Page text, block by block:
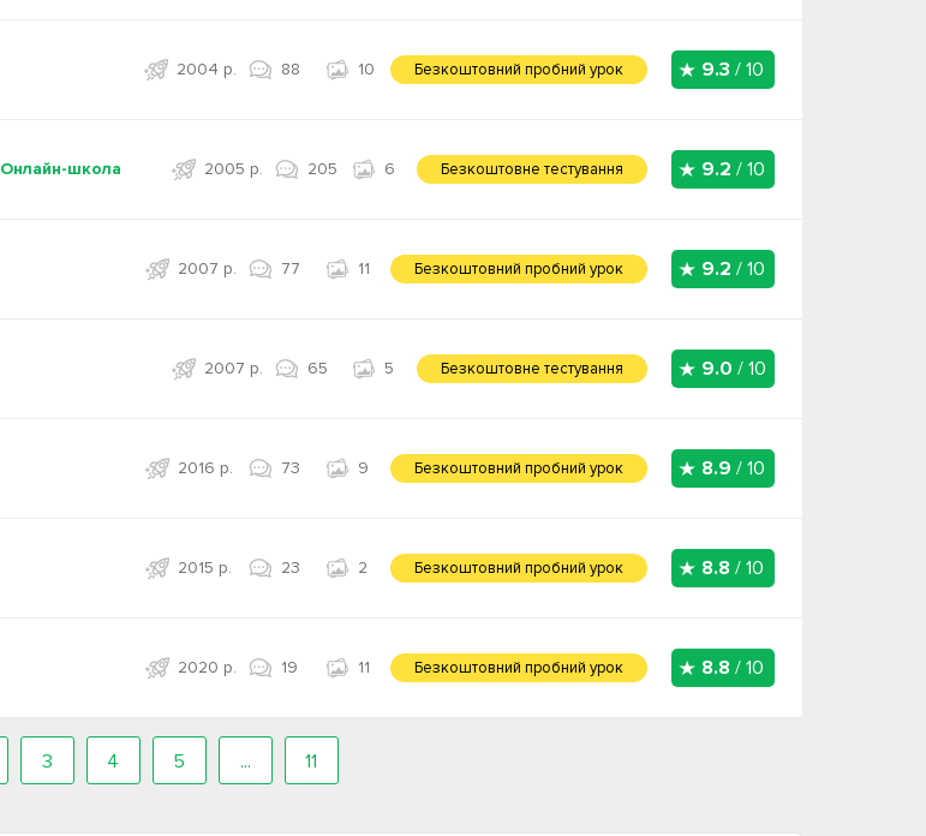
2004 р. 88 10 Безкоштовний пробний урок 9.3 / 10
Онлайн-школа 2005 р. 205 6 Безкоштовне тестування 9.2 / 10
2007 р. 77 11 Безкоштовний пробний урок 9.2 / 10
2007 р. 65 5 Безкоштовне тестування 9.0 / 10
2016 р. 73 9 Безкоштовний пробний урок 8.9 / 10
2015 р. 23 2 Безкоштовний пробний урок 8.8 / 10
2020 р. 19 11 Безкоштовний пробний урок 8.8 / 10
3 4 5 ... 11